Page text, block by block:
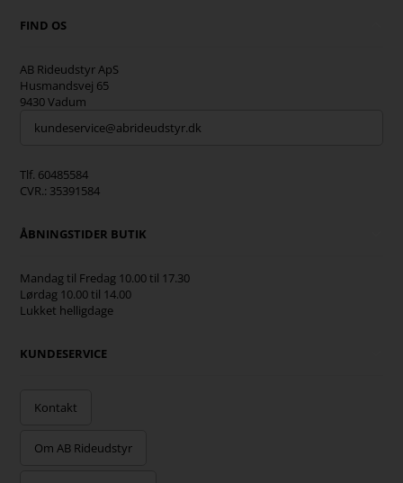
FIND OS
AB Rideudstyr ApS
Husmandsvej 65
9430 Vadum
kundeservice@abrideudstyr.dk
Tlf. 60485584
CVR.: 35391584
ÅBNINGSTIDER BUTIK
Mandag til Fredag 10.00 til 17.30
Lørdag 10.00 til 14.00
Lukket helligdage
KUNDESERVICE
Kontakt
Om AB Rideudstyr